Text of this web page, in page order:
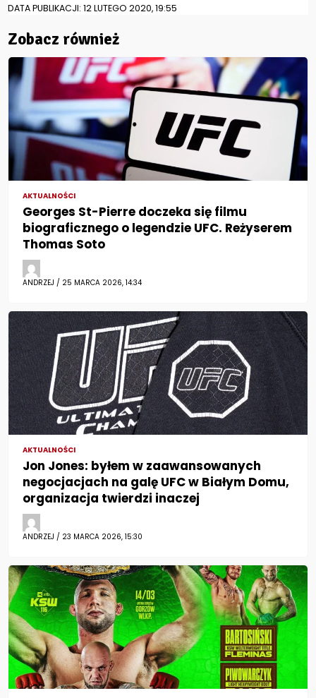
DATA PUBLIKACJI: 12 LUTEGO 2020, 19:55
Zobacz również
AKTUALNOŚCI
Georges St-Pierre doczeka się filmu
biograficznego o legendzie UFC. Reżyserem
Thomas Soto
ANDRZEJ / 25 MARCA 2026, 14:34
AKTUALNOŚCI
Jon Jones: byłem w zaawansowanych
negocjacjach na galę UFC w Białym Domu,
organizacja twierdzi inaczej
ANDRZEJ / 23 MARCA 2026, 15:30